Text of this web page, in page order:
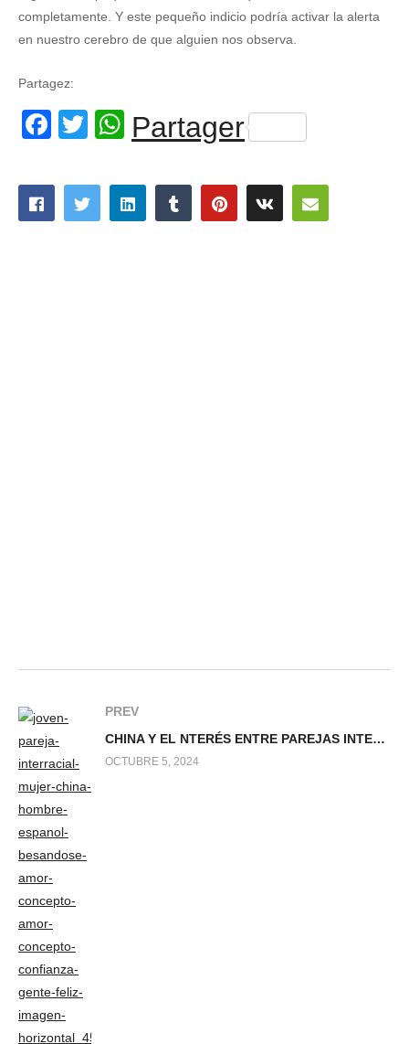
completamente. Y este pequeño indicio podría activar la alerta
en nuestro cerebro de que alguien nos observa.
Partagez:
Facebook
Twitter
WhatsApp
Partager
PREV
CHINA Y EL NTERÉS ENTRE PAREJAS INTERRACIALES
OCTUBRE 5, 2024